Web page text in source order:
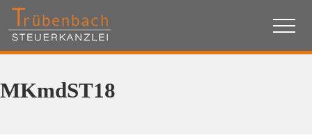
Menu
Skip
to
Skip
to
Steuerkanzlei,
Unternehmensberatung,
Eckental,
Menu
MKmdST18